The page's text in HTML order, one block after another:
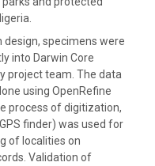
design, specimens were
into Darwin Core
project team. The data
using OpenRefine
process of digitization,
finder) was used for
of localities on
Validation of